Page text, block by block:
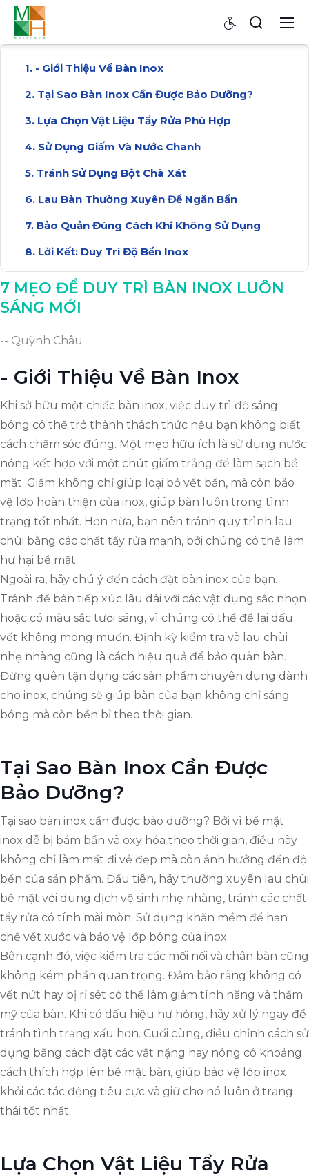
- Giới Thiệu Về Bàn Inox
Tại Sao Bàn Inox Cần Được Bảo Dưỡng?
Lựa Chọn Vật Liệu Tẩy Rửa Phù Hợp
Sử Dụng Giấm Và Nước Chanh
Tránh Sử Dụng Bột Chà Xát
Lau Bàn Thường Xuyên Để Ngăn Bẩn
Bảo Quản Đúng Cách Khi Không Sử Dụng
Lời Kết: Duy Trì Độ Bền Inox
7 MẸO ĐỂ DUY TRÌ BÀN INOX LUÔN
SÁNG MỚI
-- Quỳnh Châu
- Giới Thiệu Về Bàn Inox
Khi sở hữu một chiếc bàn inox, việc duy trì độ sáng
bóng có thể trở thành thách thức nếu bạn không biết
cách chăm sóc đúng. Một mẹo hữu ích là sử dụng nước
nóng kết hợp với một chút giấm trắng để làm sạch bề
mặt. Giấm không chỉ giúp loại bỏ vết bẩn, mà còn bảo
vệ lớp hoàn thiện của inox, giúp bàn luôn trong tình
trạng tốt nhất. Hơn nữa, bạn nên tránh quy trình lau
chùi bằng các chất tẩy rửa mạnh, bởi chúng có thể làm
hư hại bề mặt.
Ngoài ra, hãy chú ý đến cách đặt bàn inox của bạn.
Tránh để bàn tiếp xúc lâu dài với các vật dụng sắc nhọn
hoặc có màu sắc tươi sáng, vì chúng có thể để lại dấu
vết không mong muốn. Định kỳ kiểm tra và lau chùi
nhẹ nhàng cũng là cách hiệu quả để bảo quản bàn.
Đừng quên tận dụng các sản phẩm chuyên dụng dành
cho inox, chúng sẽ giúp bàn của bạn không chỉ sáng
bóng mà còn bền bỉ theo thời gian.
Tại Sao Bàn Inox Cần Được
Bảo Dưỡng?
Tại sao bàn inox cần được bảo dưỡng? Bởi vì bề mặt
inox dễ bị bám bẩn và oxy hóa theo thời gian, điều này
không chỉ làm mất đi vẻ đẹp mà còn ảnh hưởng đến độ
bền của sản phẩm. Đầu tiên, hãy thường xuyên lau chùi
bề mặt với dung dịch vệ sinh nhẹ nhàng, tránh các chất
tẩy rửa có tính mài mòn. Sử dụng khăn mềm để hạn
chế vết xước và bảo vệ lớp bóng của inox.
Bên cạnh đó, việc kiểm tra các mối nối và chân bàn cũng
không kém phần quan trọng. Đảm bảo rằng không có
vết nứt hay bị rỉ sét có thể làm giảm tính năng và thẩm
mỹ của bàn. Khi có dấu hiệu hư hỏng, hãy xử lý ngay để
tránh tình trạng xấu hơn. Cuối cùng, điều chỉnh cách sử
dụng bằng cách đặt các vật nặng hay nóng có khoảng
cách thích hợp lên bề mặt bàn, giúp bảo vệ lớp inox
khỏi các tác động tiêu cực và giữ cho nó luôn ở trạng
thái tốt nhất.
Lựa Chọn Vật Liệu Tẩy Rửa